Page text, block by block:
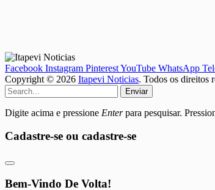
Facebook Instagram PinterestYouTube WhatsApp
Copyright © 2026 Itapevi Noticias. Todos os direitos
Enviar
Digite acima e pressione Enterpara pesquisar.
Cadastre-se ou cadastre-se
Bem-Vindo De Volta!